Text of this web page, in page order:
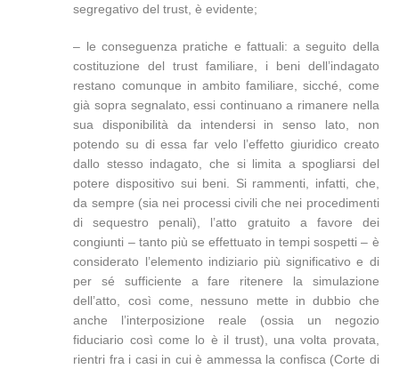
segregativo del trust, è evidente;
– le conseguenza pratiche e fattuali: a seguito della
costituzione del trust familiare, i beni dell’indagato
restano comunque in ambito familiare, sicché, come
già sopra segnalato, essi continuano a rimanere nella
sua disponibilità da intendersi in senso lato, non
potendo su di essa far velo l’effetto giuridico creato
dallo stesso indagato, che si limita a spogliarsi del
potere dispositivo sui beni. Si rammenti, infatti, che,
da sempre (sia nei processi civili che nei procedimenti
di sequestro penali), l’atto gratuito a favore dei
congiunti – tanto più se effettuato in tempi sospetti – è
considerato l’elemento indiziario più significativo e di
per sé sufficiente a fare ritenere la simulazione
dell’atto, così come, nessuno mette in dubbio che
anche l’interposizione reale (ossia un negozio
fiduciario così come lo è il trust), una volta provata,
rientri fra i casi in cui è ammessa la confisca (Corte di